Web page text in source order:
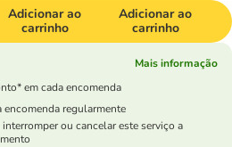
Adicionar ao
carrinho
Adicionar ao
carrinho
Mais informação
em cada encomenda
encomenda regularmente
ou cancelar este serviço a